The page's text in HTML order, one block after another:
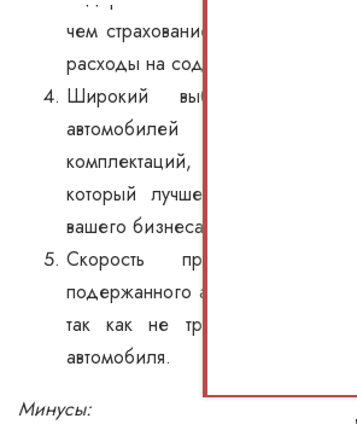
чем страхование нового, что
расходы на содержание.
Широкий выбор: на
автомобилей есть
комплектаций, что позволяет
который лучше всего
вашего бизнеса.
Скорость приобретения:
подержанного автомобиля может
так как не требуется ожидать
автомобиля.
Минусы: